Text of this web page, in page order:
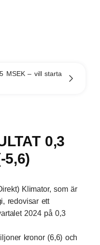
MSEK – vill starta
0,3
5,6)
Klimator, som är
redovisar ett
2024 på 0,3
kronor (6,6) och